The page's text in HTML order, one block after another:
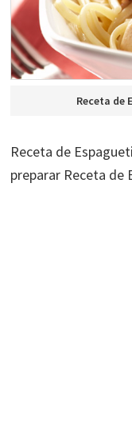
Receta de
Receta de
preparar Receta de